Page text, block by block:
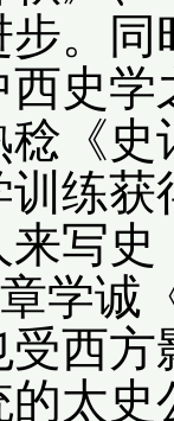
。
史
稔《
练
写
学诚
受西
太